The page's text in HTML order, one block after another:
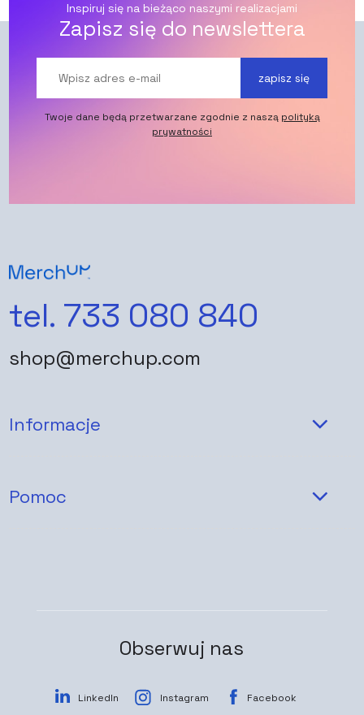
Inspiruj się na bieżąco naszymi realizacjami
Zapisz się do newslettera
zapisz się
Twoje dane będą przetwarzane zgodnie z naszą polityką
prywatności
tel. 733 080 840
shop@merchup.com
Informacje
Pomoc
Obserwuj nas
LinkedIn Instagram Facebook